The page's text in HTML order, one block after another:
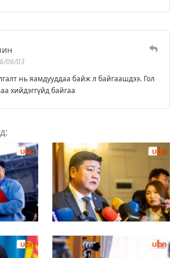
06/03
нь яамдууддаа байж л байгаашдээ. Гол
хийдэггүйд байгаа